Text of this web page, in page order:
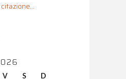
V S D